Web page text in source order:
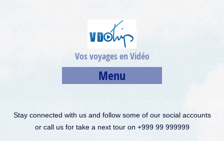
Vos voyages en Vidéo
Menu
Stay connected with us and follow some of our social accounts
or call us for take a next tour on +999 99 999999